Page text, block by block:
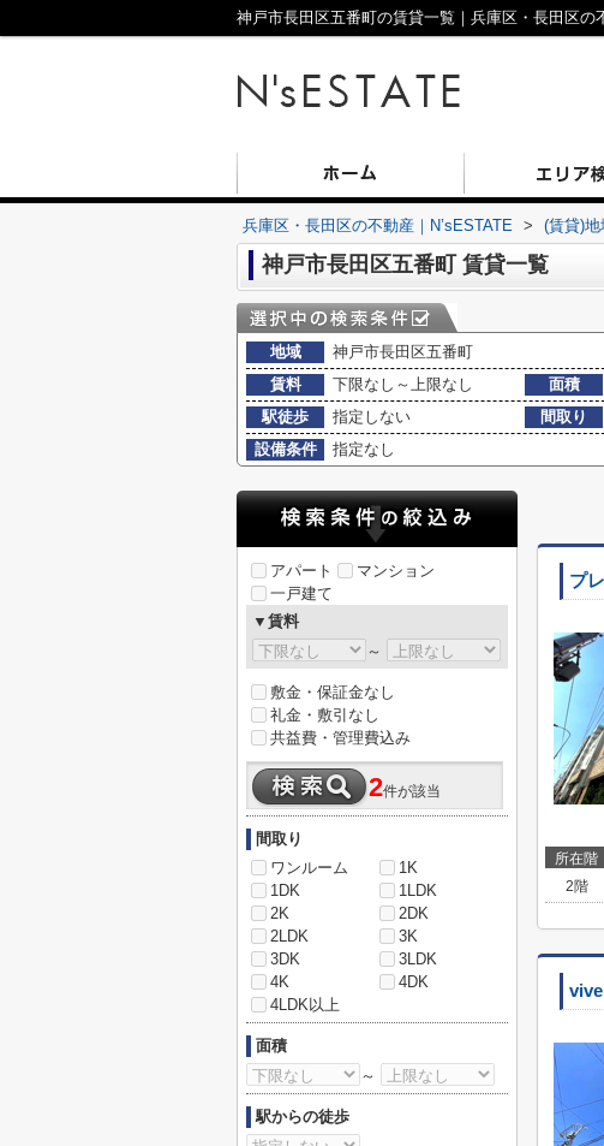
神戸市長田区五番町の賃貸一覧｜兵庫区・長田区の
兵庫区・長田区の不動産｜N’sESTATE > (賃貸)
神戸市長田区五番町 賃貸一覧
地域
神戸市長田区五番町
賃料
下限なし～上限なし 面積
駅徒歩
指定しない 間取り
設備条件
指定なし
プ
所在階
2階
アパート
マンション
一戸建て
▼賃料
～
敷金・保証金なし
礼金・敷引なし
共益費・管理費込み
2件が該当
間取り
ワンルーム
1K
1DK
1LDK
2K
2DK
2LDK
3K
3DK
3LDK
4K
4DK
4LDK以上
面積
～
駅からの徒歩